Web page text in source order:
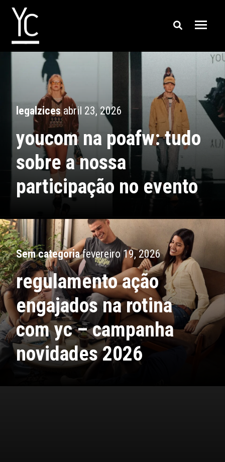
legalzicesabril 23, 2026
youcom na poafw: tudo
sobre a nossa
participação no evento
Sem categoriafevereiro 19, 2026
regulamento ação
engajados na rotina
com yc – campanha
novidades 2026